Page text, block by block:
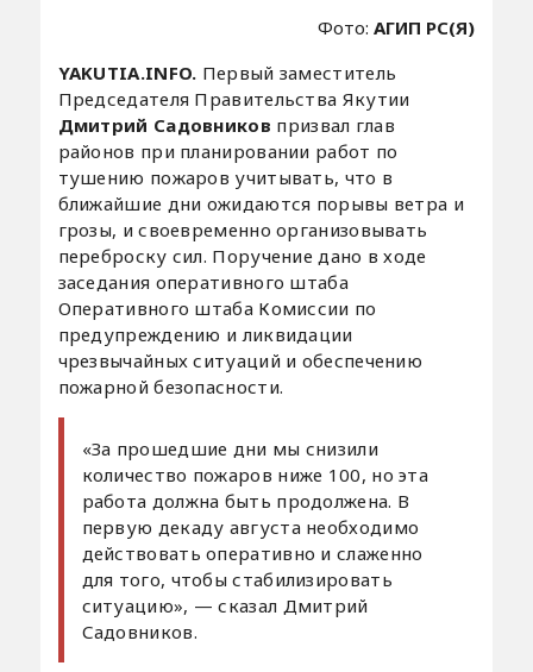
Фото:АГИП РС(Я)
YAKUTIA.INFO. Первый заместитель
Председателя Правительства Якутии
Дмитрий Садовников призвал глав
районов при планировании работ по
тушению пожаров учитывать, что в
ближайшие дни ожидаются порывы ветра и
грозы, и своевременно организовывать
переброску сил. Поручение дано в ходе
заседания оперативного штаба
Оперативного штаба Комиссии по
предупреждению и ликвидации
чрезвычайных ситуаций и обеспечению
пожарной безопасности.
«За прошедшие дни мы снизили
количество пожаров ниже 100, но эта
работа должна быть продолжена. В
первую декаду августа необходимо
действовать оперативно и слаженно
для того, чтобы стабилизировать
ситуацию», — сказал Дмитрий
Садовников.